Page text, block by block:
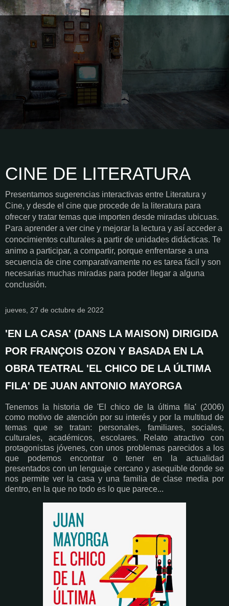
CINE DE LITERATURA
Presentamos sugerencias interactivas entre Literatura y
Cine, y desde el cine que procede de la literatura para
ofrecer y tratar temas que importen desde miradas ubicuas.
Para aprender a ver cine y mejorar la lectura y así acceder a
conocimientos culturales a partir de unidades didácticas. Te
animo a participar, a compartir, porque enfrentarse a una
secuencia de cine comparativamente no es tarea fácil y son
necesarias muchas miradas para poder llegar a alguna
conclusión.
jueves, 27 de octubre de 2022
'EN LA CASA' (DANS LA MAISON) DIRIGIDA
POR FRANÇOIS OZON Y BASADA EN LA
OBRA TEATRAL 'EL CHICO DE LA ÚLTIMA
FILA' DE JUAN ANTONIO MAYORGA
Tenemos la historia de 'El chico de la última fila' (2006)
como motivo de atención por su interés y por la multitud de
temas que se tratan: personales, familiares, sociales,
culturales, académicos, escolares. Relato atractivo con
protagonistas jóvenes, con unos problemas parecidos a los
que podemos encontrar o tener en la actualidad
presentados con un lenguaje cercano y asequible donde se
nos permite ver la casa y una familia de clase media por
dentro, en la que no todo es lo que parece...